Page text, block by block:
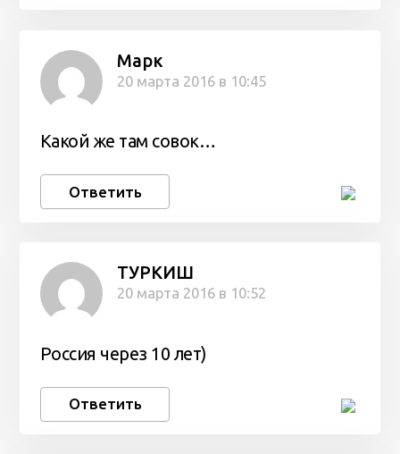
Марк
20 марта 2016 в 10:45
Какой же там совок…
Ответить
ТУРКИШ
20 марта 2016 в 10:52
Россия через 10 лет)
Ответить